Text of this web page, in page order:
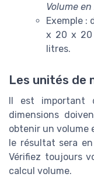
Volume
Exemple :
x 20 x 20
litres.
Les unités de
Il est important
dimensions
obtenir un volume
le résultat sera
Vérifiez toujours
calcul volume.